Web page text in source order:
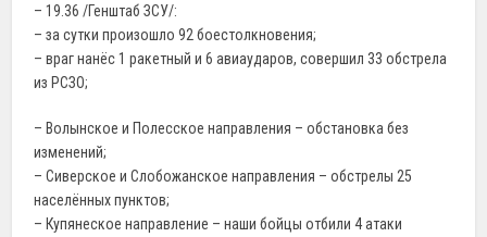
– 19.36 /Генштаб ЗСУ/:
– за сутки произошло 92 боестолкновения;
– враг нанёс 1 ракетный и 6 авиаударов, совершил 33 обстрела
из РСЗО;
– Волынское и Полесское направления – обстановка без
изменений;
– Сиверское и Слобожанское направления – обстрелы 25
населённых пунктов;
– Купянеское направление – наши бойцы отбили 4 атаки